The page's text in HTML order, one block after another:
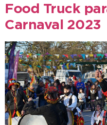
Food Truck
Carnaval 2023